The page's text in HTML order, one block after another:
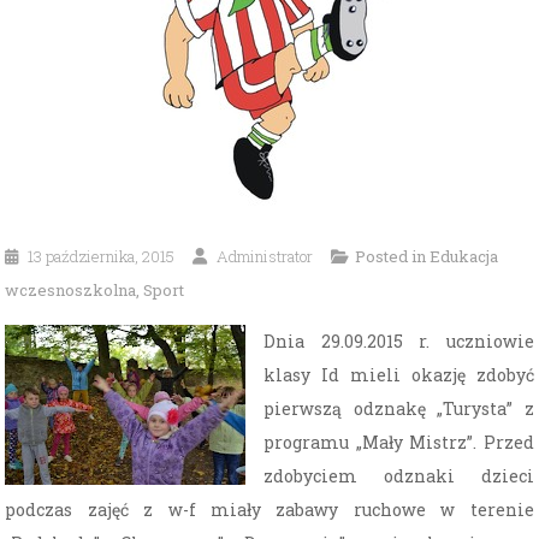
13 października, 2015 Administrator Posted in Edukacja
wczesnoszkolna, Sport
Dnia 29.09.2015 r. uczniowie
klasy Id mieli okazję zdobyć
pierwszą odznakę „Turysta” z
programu „Mały Mistrz”. Przed
zdobyciem odznaki dzieci
podczas zajęć z w-f miały zabawy ruchowe w terenie